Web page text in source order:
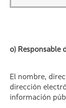
o) Responsable
El nombre,
dirección
información